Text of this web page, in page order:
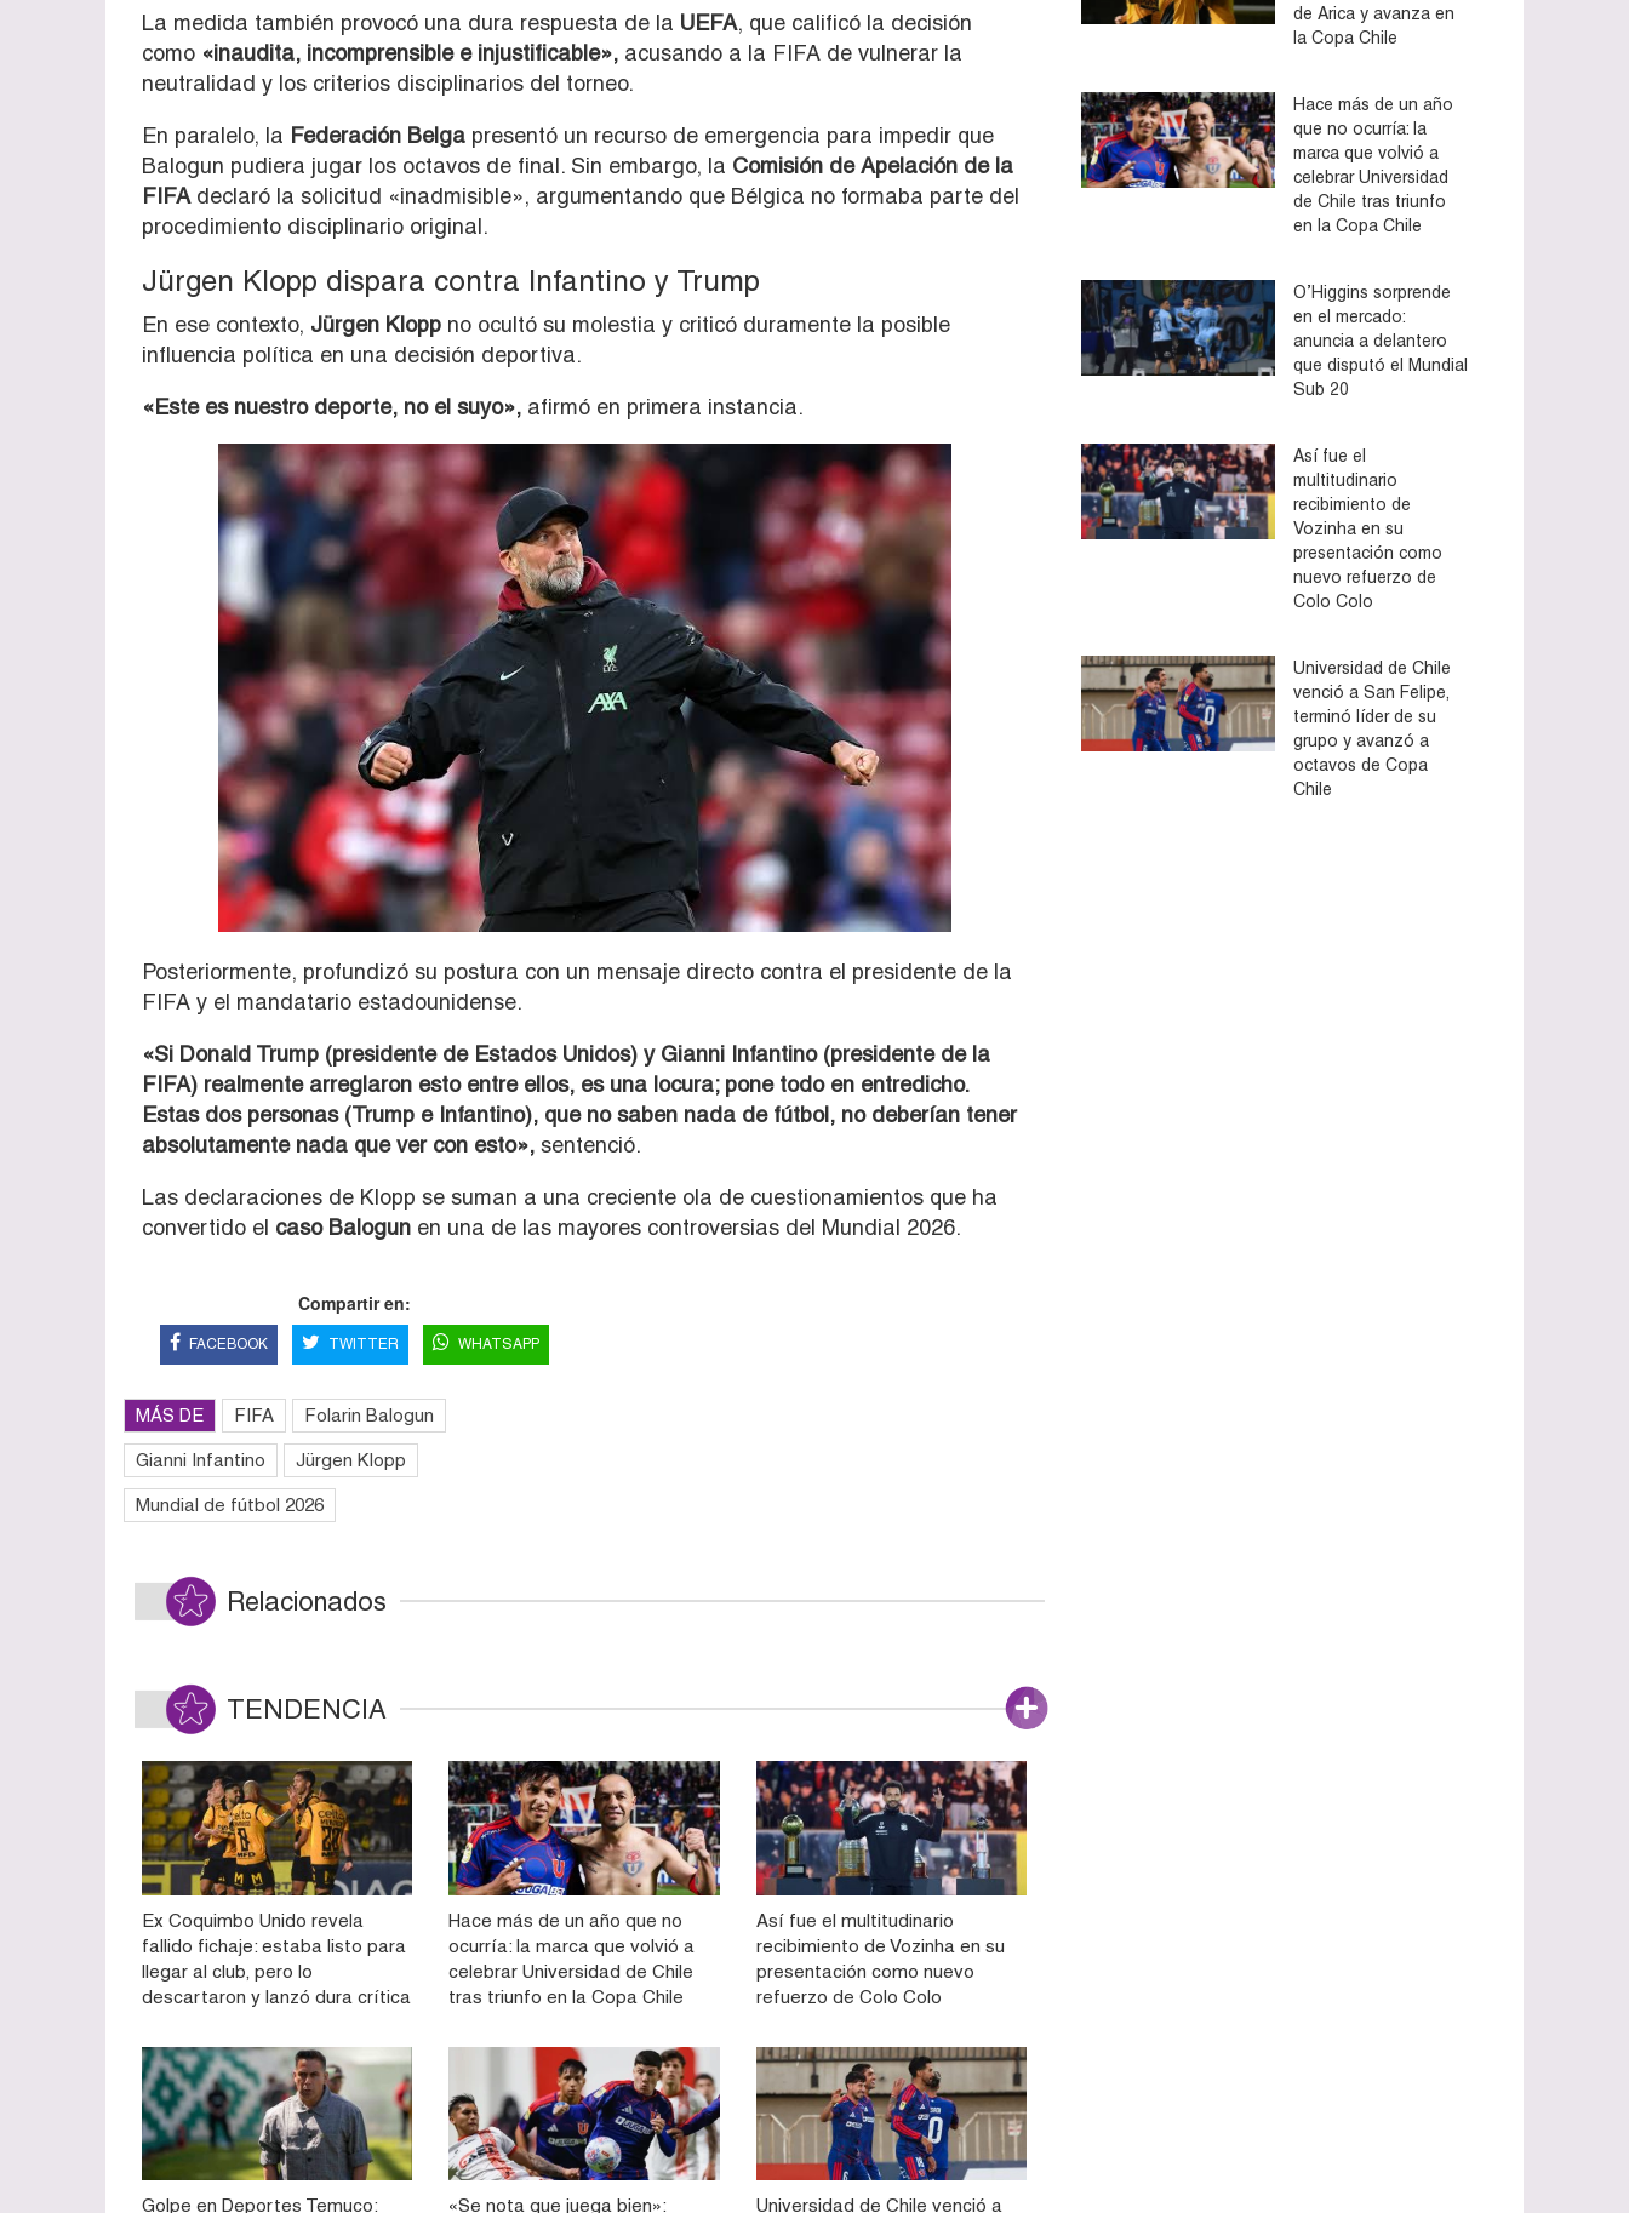
La medida también provocó una dura respuesta de la UEFA, que calificó la decisión
como «inaudita, incomprensible e injustificable», acusando a la FIFA de vulnerar la
neutralidad y los criterios disciplinarios del torneo.
En paralelo, la Federación Belga presentó un recurso de emergencia para impedir que
Balogun pudiera jugar los octavos de final. Sin embargo, la Comisión de Apelación de la
FIFAdeclaró la solicitud «inadmisible», argumentando que Bélgica no formaba parte del
procedimiento disciplinario original.
Jürgen Klopp dispara contra Infantino y Trump
En ese contexto, Jürgen Klopp no ocultó su molestia y criticó duramente la posible
influencia política en una decisión deportiva.
«Este es nuestro deporte, no el suyo», afirmó en primera instancia.
Posteriormente, profundizó su postura con un mensaje directo contra el presidente de la
FIFA y el mandatario estadounidense.
«Si Donald Trump (presidente de Estados Unidos) y Gianni Infantino (presidente de la
FIFA) realmente arreglaron esto entre ellos, es una locura; pone todo en entredicho.
Estas dos personas (Trump e Infantino), que no saben nada de fútbol, no deberían tener
absolutamente nada que ver con esto», sentenció.
Las declaraciones de Klopp se suman a una creciente ola de cuestionamientos que ha
convertido el caso Balogun en una de las mayores controversias del Mundial 2026.
Compartir en:
FACEBOOK TWITTER WHATSAPP
MÁS DE FIFA Folarin Balogun
Gianni Infantino Jürgen Klopp
Mundial de fútbol 2026
Relacionados
TENDENCIA
Ex Coquimbo Unido revela
fallido fichaje: estaba listo para
llegar al club, pero lo
descartaron y lanzó dura crítica
Hace más de un año que no
ocurría: la marca que volvió a
celebrar Universidad de Chile
tras triunfo en la Copa Chile
Así fue el multitudinario
recibimiento de Vozinha en su
presentación como nuevo
refuerzo de Colo Colo
Golpe en Deportes Temuco: «Se nota que juega bien»: Universidad de Chile venció a
de Arica y avanza en
la Copa Chile
Hace más de un año
que no ocurría: la
marca que volvió a
celebrar Universidad
de Chile tras triunfo
en la Copa Chile
O’Higgins sorprende
en el mercado:
anuncia a delantero
que disputó el Mundial
Sub 20
Así fue el
multitudinario
recibimiento de
Vozinha en su
presentación como
nuevo refuerzo de
Colo Colo
Universidad de Chile
venció a San Felipe,
terminó líder de su
grupo y avanzó a
octavos de Copa
Chile